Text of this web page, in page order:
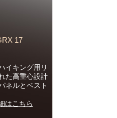
17
イキング用リ
た高重心設計
ネルとベスト
はこちら